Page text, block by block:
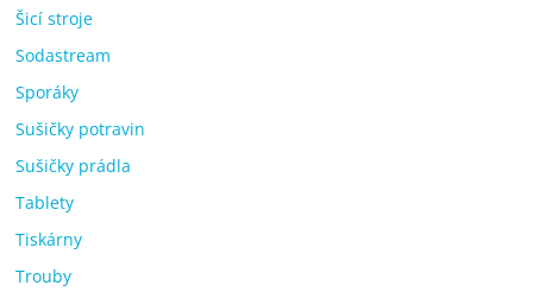
Šicí stroje
Sodastream
Sporáky
Sušičky potravin
Sušičky prádla
Tablety
Tiskárny
Trouby